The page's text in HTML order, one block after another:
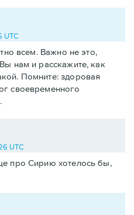
UTC
всем. Важно не это,
нам и расскажите, как
Помните: здоровая
своевременного
UTC
про Сирию хотелось бы,